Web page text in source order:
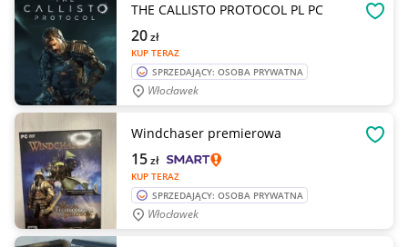
THE CALLISTO PROTOCOL PL PC
KUP TERAZ
20zł
SPRZEDAJĄCY: OSOBA PRYWATNA
Włocławek
Windchaser premierowa
KUP TERAZ
15zł
SPRZEDAJĄCY: OSOBA PRYWATNA
Włocławek